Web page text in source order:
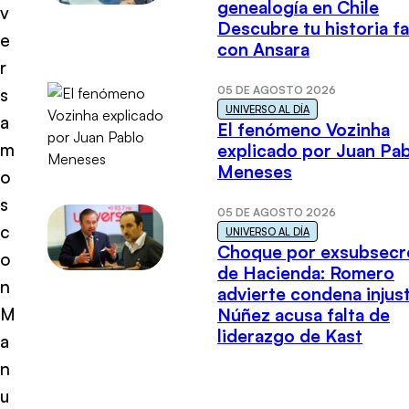
v
e
r
s
a
m
o
s
c
o
n
M
a
n
u
genealogía en Chile
Descubre tu historia
con Ansara
05 DE AGOSTO 2026
UNIVERSO AL DÍA
El fenómeno Vozinha
explicado por Juan
Meneses
05 DE AGOSTO 2026
UNIVERSO AL DÍA
Choque por
de Hacienda: Romero
advierte condena
Núñez acusa falta de
liderazgo de Kast